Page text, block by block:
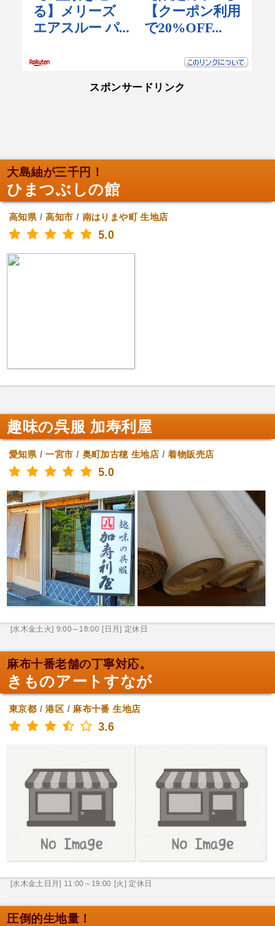
スポンサードリンク
大島紬が三千円！
ひまつぶしの館
高知県/高知市 / 南はりまや町 生地店
5.0
趣味の呉服 加寿利屋
愛知県/一宮市 / 奥町加古穂 生地店 /着物販売店
5.0
[水木金土火] 9:00～18:00 [日月] 定休日
麻布十番老舗の丁寧対応。
きものアートすなが
東京都 /港区 / 麻布十番 生地店
3.6
[水木金土日月] 11:00～19:00 [火] 定休日
圧倒的生地量！